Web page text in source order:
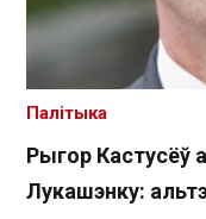
Рыгор Кастусёў
Лукашэнку:
Палітыка